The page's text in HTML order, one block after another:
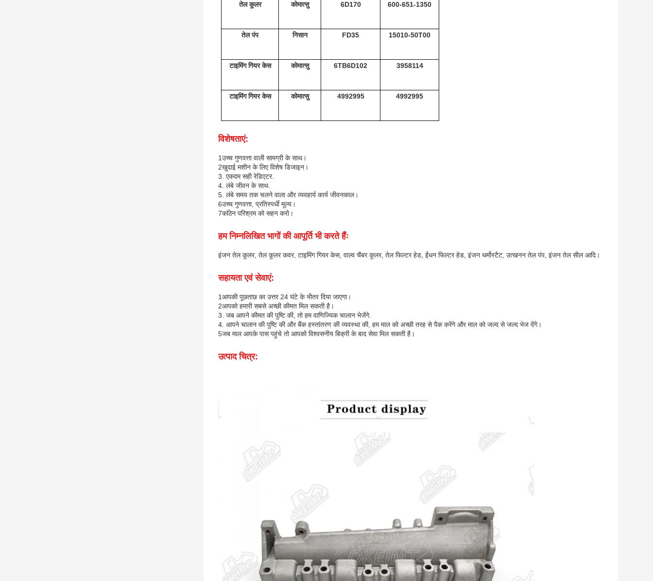
तेल कूलर कोमात्सु 6D170 600-651-1350
तेल पंप निसान FD35 15010-50T00
टाइमिंग गियर केस कोमात्सु 6TB6D102 3958114
टाइमिंग गियर केस कोमात्सु 4992995 4992995
विशेषताएं:
1उच्च गुणवत्ता वाली सामग्री के साथ।
2खुदाई मशीन के लिए विशेष डिजाइन।
3. एकदम सही रेडिएटर.
4. लंबे जीवन के साथ.
5. लंबे समय तक चलने वाला और व्यवहार्य कार्य जीवनकाल।
6उच्च गुणवत्ता, प्रतिस्पर्धी मूल्य।
7कठिन परिश्रम को सहन करो।
हम निम्नलिखित भागों की आपूर्ति भी करते हैंः
इंजन तेल कूलर, तेल कूलर कवर, टाइमिंग गियर केस, वाल्व चैंबर कूलर, तेल फिल्टर हेड, ईंधन फिल्टर हेड, इंजन थर्मोस्टैट, उत्खनन तेल पंप, इंजन तेल सील आदि।
सहायता एवं सेवाएं:
1आपकी पूछताछ का उत्तर 24 घंटे के भीतर दिया जाएगा।
2आपको हमारी सबसे अच्छी कीमत मिल सकती है।
3. जब आपने कीमत की पुष्टि की, तो हम वाणिज्यिक चालान भेजेंगे.
4. आपने चालान की पुष्टि की और बैंक हस्तांतरण की व्यवस्था की, हम माल को अच्छी तरह से पैक करेंगे और माल को जल्द से जल्द भेज देंगे।
5जब माल आपके पास पहुंचे तो आपको विश्वसनीय बिक्री के बाद सेवा मिल सकती है।
उत्पाद चित्र: